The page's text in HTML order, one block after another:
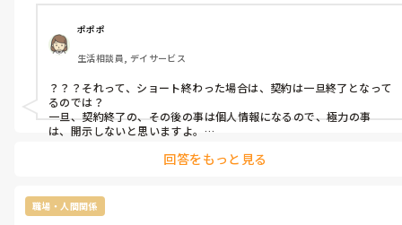
最低限のルールとお作法が分からないんだと思う。
社長がケアマネに高圧的な態度取るし、そもそもの繋がりを作る
のを馬鹿にしている節があるᕦ(ò_óˇ)ᕤ
それは相手にもされないし、勝手にサービス組まれるし、他のケ
いᕦ(ò_óˇ)ᕤ
何故か潰れないうちの会社？不思議だなぁm(._.)m
ポポポ
生活相談員, デイサービス
？？？それって、ショート終わった場合は、契約は一旦終了となって
るのでは？
一旦、契約終了の、その後の事は個人情報になるので、極力の事
は、開示しないと思いますよ。
利用中や、今後の利用が決まってるなら、情報は貰いたいところだ
デイサービスでも、入院後の経過とか、利用再開飲み込み無いの
に、やたらと無駄に個人情報垂れ流す人もいてますが、(デイとして
回答をもっと見る
職場・人間関係